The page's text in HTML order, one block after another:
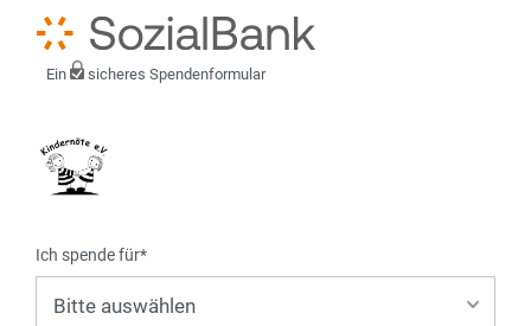
Ein sicheres Spendenformular
Ich spende für*